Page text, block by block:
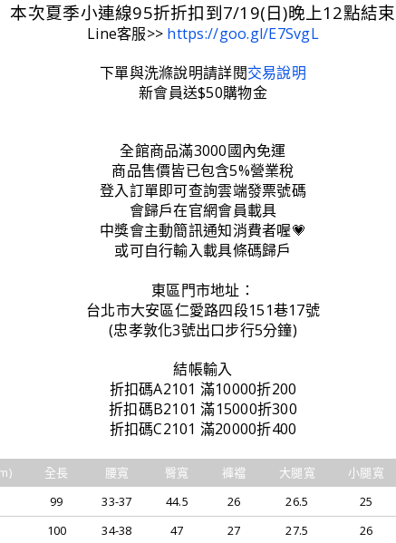
本次夏季小連線95折折扣到7/19(日)晚上12點結束
Line客服>> https://goo.gl/E7SvgL
下單與洗滌說明請詳閱交易說明
新會員送$50購物金
全館商品滿3000國內免運
商品售價皆已包含5%營業稅
登入訂單即可查詢雲端發票號碼
會歸戶在官網會員載具
中獎會主動簡訊通知消費者喔💗
或可自行輸入載具條碼歸戶
東區門市地址：
台北市大安區仁愛路四段151巷17號
(忠孝敦化3號出口步行5分鐘)
結帳輸入
折扣碼A2101 滿10000折200
折扣碼B2101 滿15000折300
折扣碼C2101 滿20000折400
全長 腰寬 臀寬 褲襠 大腿寬 小腿寬
99 33-37 44.5 26 26.5 25
100 34-38 47 27 27.5 26